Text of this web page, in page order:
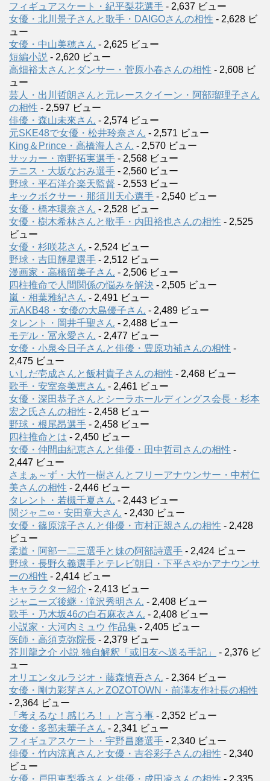
フィギュアスケート・紀平梨花選手 - 2,637 ビュー
女優・北川景子さんと歌手・DAIGOさんの相性 - 2,628 ビ
ュー
女優・中山美穂さん - 2,625 ビュー
短編小説 - 2,620 ビュー
高畑裕太さんとダンサー・菅原小春さんの相性 - 2,608 ビ
ュー
芸人・出川哲朗さんと元レースクイーン・阿部瑠理子さん
の相性 - 2,597 ビュー
俳優・森山未來さん - 2,574 ビュー
元SKE48で女優・松井玲奈さん - 2,571 ビュー
King＆Prince・高橋海人さん - 2,570 ビュー
サッカー・南野拓実選手 - 2,568 ビュー
テニス・大坂なおみ選手 - 2,560 ビュー
野球・平石洋介楽天監督 - 2,553 ビュー
キックボクサー・那須川天心選手 - 2,540 ビュー
女優・橋本環奈さん - 2,528 ビュー
女優・樹木希林さんと歌手・内田裕也さんの相性 - 2,525
ビュー
女優・杉咲花さん - 2,524 ビュー
野球・吉田輝星選手 - 2,512 ビュー
漫画家・高橋留美子さん - 2,506 ビュー
四柱推命で人間関係の悩みを解決 - 2,505 ビュー
嵐・相葉雅紀さん - 2,491 ビュー
元AKB48・女優の大島優子さん - 2,489 ビュー
タレント・岡井千聖さん - 2,488 ビュー
モデル・冨永愛さん - 2,477 ビュー
女優・小泉今日子さんと俳優・豊原功補さんの相性 -
2,475 ビュー
いしだ壱成さんと飯村貴子さんの相性 - 2,468 ビュー
歌手・安室奈美恵さん - 2,461 ビュー
女優・深田恭子さんとシーラホールディングス会長・杉本
宏之氏さんの相性 - 2,458 ビュー
野球・根尾昂選手 - 2,458 ビュー
四柱推命とは - 2,450 ビュー
女優・仲間由紀恵さんと俳優・田中哲司さんの相性 -
2,447 ビュー
さまぁ～ず・大竹一樹さんとフリーアナウンサー・中村仁
美さんの相性 - 2,446 ビュー
タレント・若槻千夏さん - 2,443 ビュー
関ジャニ∞・安田章大さん - 2,430 ビュー
女優・篠原涼子さんと俳優・市村正親さんの相性 - 2,428
ビュー
柔道・阿部一二三選手と妹の阿部詩選手 - 2,424 ビュー
野球・長野久義選手とテレビ朝日・下平さやかアナウンサ
ーの相性 - 2,414 ビュー
キャラクター紹介 - 2,413 ビュー
ジャニーズ後継・滝沢秀明さん - 2,408 ビュー
歌手・乃木坂46の白石麻衣さん - 2,408 ビュー
小説家・大河内ミュウ 作品集 - 2,405 ビュー
医師・高須克弥院長 - 2,379 ビュー
芥川龍之介 小説 独自解釈「或旧友へ送る手記」
- 2,376 ビ
ュー
オリエンタルラジオ・藤森慎吾さん - 2,364 ビュー
女優・剛力彩芽さんとZOZOTOWN・前澤友作社長の相性
- 2,364 ビュー
「考えるな！感じろ！」と言う事 - 2,352 ビュー
女優・多部未華子さん - 2,341 ビュー
フィギュアスケート・宇野昌磨選手 - 2,340 ビュー
俳優・竹内涼真さんと女優・吉谷彩子さんの相性 - 2,340
ビュー
女優・戸田恵梨香さんと俳優・成田凌さんの相性 - 2,335